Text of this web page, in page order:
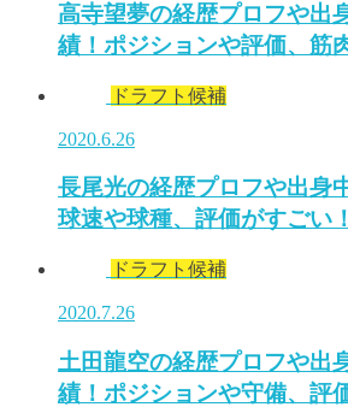
高寺望夢の経歴プロフや出
績！ポジションや評価、筋
ドラフト候補
2020.6.26
長尾光の経歴プロフや出身
球速や球種、評価がすごい！
ドラフト候補
2020.7.26
土田龍空の経歴プロフや出
績！ポジションや守備、評